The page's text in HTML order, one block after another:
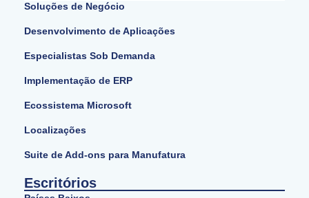
Soluções de Negócio
Desenvolvimento de Aplicações
Especialistas Sob Demanda
Implementação de ERP
Ecossistema Microsoft
Localizações
Suite de Add-ons para Manufatura
Escritórios